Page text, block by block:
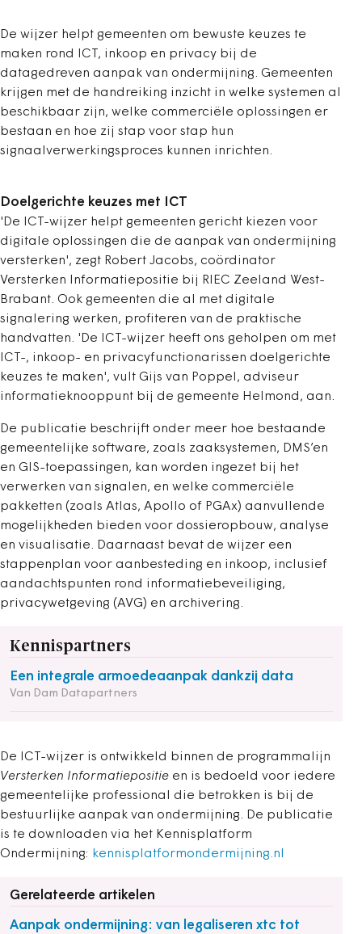
De wijzer helpt gemeenten om bewuste keuzes te
maken rond ICT, inkoop en privacy bij de
datagedreven aanpak van ondermijning. Gemeenten
krijgen met de handreiking inzicht in welke systemen al
beschikbaar zijn, welke commerciële oplossingen er
bestaan en hoe zij stap voor stap hun
signaalverwerkingsproces kunnen inrichten.
Doelgerichte keuzes met ICT
'De ICT-wijzer helpt gemeenten gericht kiezen voor
digitale oplossingen die de aanpak van ondermijning
versterken', zegt Robert Jacobs, coördinator
Versterken Informatiepositie bij RIEC Zeeland West-
Brabant. Ook gemeenten die al met digitale
signalering werken, profiteren van de praktische
handvatten. 'De ICT-wijzer heeft ons geholpen om met
ICT-, inkoop- en privacyfunctionarissen doelgerichte
keuzes te maken', vult Gijs van Poppel, adviseur
informatieknooppunt bij de gemeente Helmond, aan.
De publicatie beschrijft onder meer hoe bestaande
gemeentelijke software, zoals zaaksystemen, DMS’en
en GIS-toepassingen, kan worden ingezet bij het
verwerken van signalen, en welke commerciële
pakketten (zoals Atlas, Apollo of PGAx) aanvullende
mogelijkheden bieden voor dossieropbouw, analyse
en visualisatie. Daarnaast bevat de wijzer een
stappenplan voor aanbesteding en inkoop, inclusief
aandachtspunten rond informatiebeveiliging,
privacywetgeving (AVG) en archivering.
Kennispartners
Een integrale armoedeaanpak dankzij data
Van Dam Datapartners
De ICT-wijzer is ontwikkeld binnen de programmalijn
Versterken Informatiepositie en is bedoeld voor iedere
gemeentelijke professional die betrokken is bij de
bestuurlijke aanpak van ondermijning. De publicatie
is te downloaden via het Kennisplatform
Ondermijning: kennisplatformondermijning.nl
Gerelateerde artikelen
Aanpak ondermijning: van legaliseren xtc tot